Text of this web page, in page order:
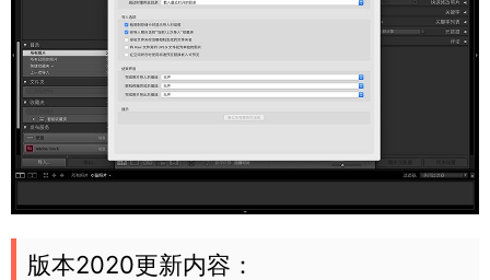
版本2020更新内容：